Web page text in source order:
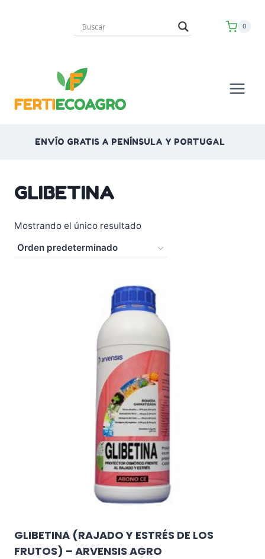
0
ENVÍO GRATIS A PENÍNSULA Y PORTUGAL
GLIBETINA
Mostrando el único resultado
GLIBETINA (RAJADO Y ESTRÉS DE LOS
FRUTOS) – ARVENSIS AGRO